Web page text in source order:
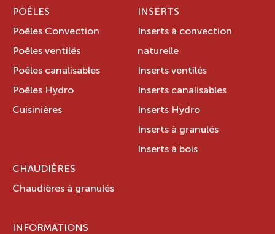
POÊLES
Poêles Convection
Poêles ventilés
Poêles canalisables
Poêles Hydro
Cuisinières
INSERTS
Inserts à convection
naturelle
Inserts ventilés
Inserts canalisables
Inserts Hydro
Inserts à granulés
Inserts à bois
CHAUDIÈRES
Chaudières à granulés
INFORMATIONS